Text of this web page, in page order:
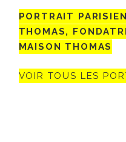
PORTRAIT
THOMAS,
MAISON THOMAS
VOIR TOUS LES